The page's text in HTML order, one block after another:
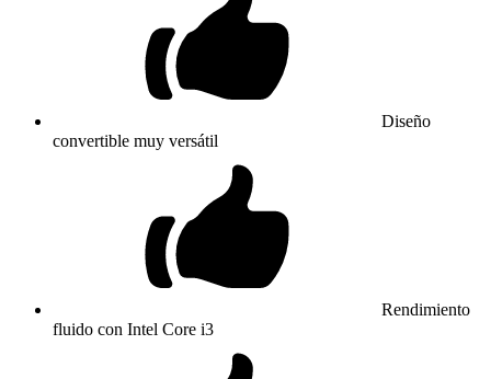
Diseño
convertible muy versátil
Rendimiento
fluido con Intel Core i3